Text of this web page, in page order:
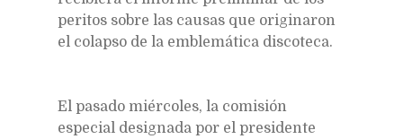
peritos sobre las causas que originaron
el colapso de la emblemática discoteca.
El pasado miércoles, la comisión
especial designada por el presidente